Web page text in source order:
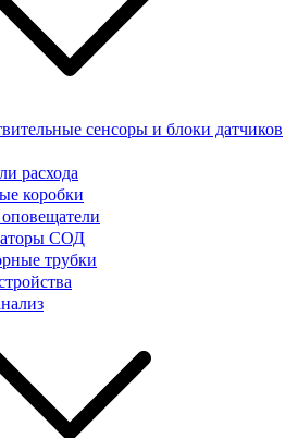
сенсоры и блоки датчиков
расхода
коробки
СОД
трубки